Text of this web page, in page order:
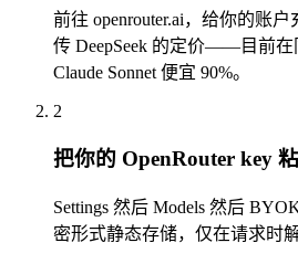
前往 openrouter.ai，给你的账户
传 DeepSeek 的定价——目前在
Claude Sonnet 便宜 90%。
2
把你的 OpenRouter key
Settings 然后 Models 然后
密形式静态存储，仅在请求时解